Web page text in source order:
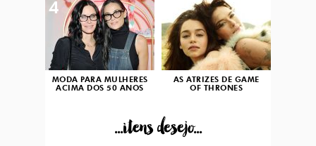
MODA PARA MULHERES
ACIMA DOS 50 ANOS
4
AS ATRIZES DE GAME
OF THRONES
...itens desejo...